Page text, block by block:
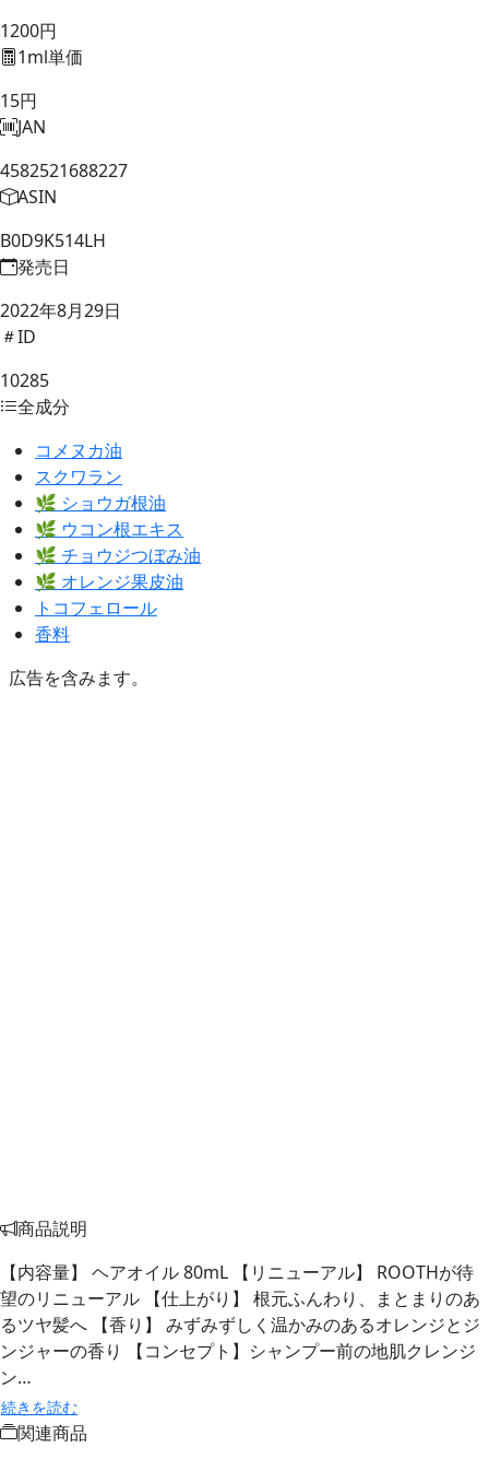
1200円
1ml単価
15円
JAN
4582521688227
ASIN
B0D9K514LH
発売日
2022年8月29日
ID
10285
全成分
コメヌカ油
スクワラン
🌿 ショウガ根油
🌿 ウコン根エキス
🌿 チョウジつぼみ油
🌿 オレンジ果皮油
トコフェロール
香料
広告を含みます。
商品説明
【内容量】 ヘアオイル 80mL 【リニューアル】 ROOTHが待
望のリニューアル 【仕上がり】 根元ふんわり、まとまりのあ
るツヤ髪へ 【香り】 みずみずしく温かみのあるオレンジとジ
ンジャーの香り 【コンセプト】シャンプー前の地肌クレンジ
ン…
続きを読む
関連商品